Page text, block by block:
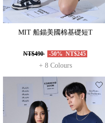
MIT 船錨美國棉基礎短T
NT$490 -50% NT$245
+ 8 Colours